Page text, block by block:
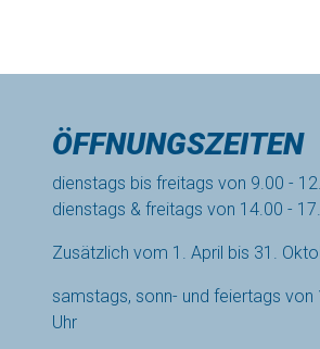
ÖFFNUNGSZEITEN
dienstags bis freitags von 9.00 -
dienstags & freitags von 14.00 -
Zusätzlich vom 1. April bis 31.
samstags, sonn- und feiertags von
Uhr